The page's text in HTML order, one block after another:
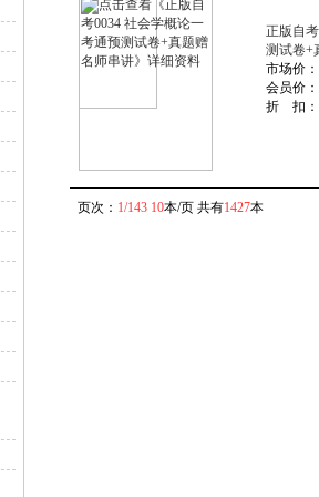
正版自
测试卷+
市场价：
会员价：
折 扣：
页次： 1/143 10本/页 共有1427本